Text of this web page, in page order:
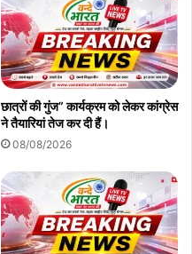
छात्रों की गुंज” कार्यक्रम को लेकर कांग्रेस
ने तैयारियां तेज कर दी हैं।
08/08/2026